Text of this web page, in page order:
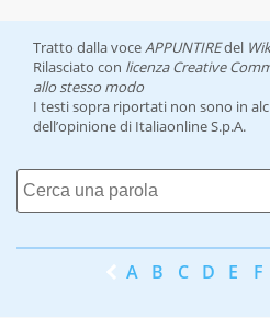
Tratto dalla voceAPPUNTIREdel
Rilasciato con licenza Creative
allo stesso modo
I testi sopra riportati non sono in
dell’opinione di Italiaonline S.p.A.
A B C D E F